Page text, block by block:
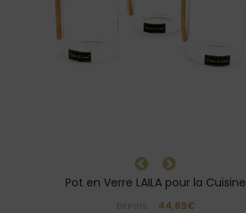
Pot en Verre LAILA pour la Cuisine
44,89€